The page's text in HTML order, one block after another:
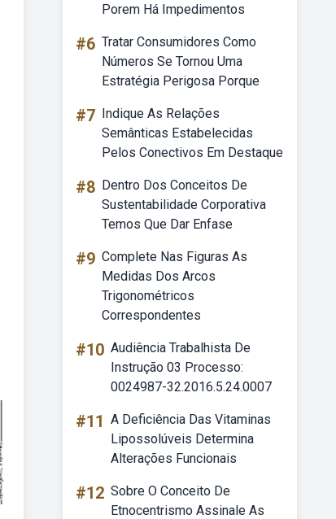
Porem Há Impedimentos
#6 Tratar Consumidores Como
Números Se Tornou Uma
Estratégia Perigosa Porque
#7 Indique As Relações
Semânticas Estabelecidas
Pelos Conectivos Em Destaque
#8 Dentro Dos Conceitos De
Sustentabilidade Corporativa
Temos Que Dar Enfase
#9 Complete Nas Figuras As
Medidas Dos Arcos
Trigonométricos
Correspondentes
#10 Audiência Trabalhista De
Instrução 03 Processo:
0024987-32.2016.5.24.0007
#11 A Deficiência Das Vitaminas
Lipossolúveis Determina
Alterações Funcionais
#12 Sobre O Conceito De
Etnocentrismo Assinale As